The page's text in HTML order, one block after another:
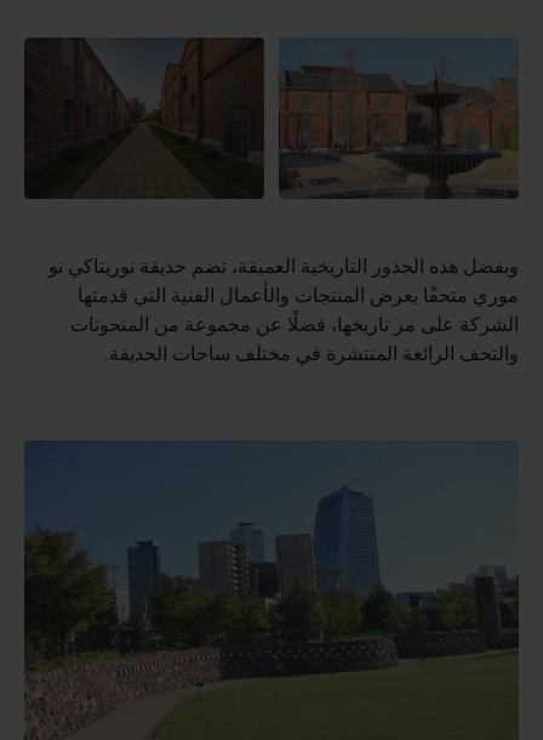
وبفضل هذه الجذور التاريخية العميقة، تضم حديقة نوريتاكي نو
موري متحفًا يعرض المنتجات والأعمال الفنية التي قدمتها
الشركة على مر تاريخها، فضلًا عن مجموعة من المنحوتات
والتحف الرائعة المنتشرة في مختلف ساحات الحديقة.